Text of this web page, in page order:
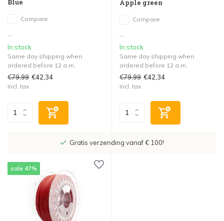
Blue
Compare
In stock
Same day shipping when
ordered before 12 a.m.
€79,99 €42,34
Incl. tax
Apple green
Compare
In stock
Same day shipping when
ordered before 12 a.m.
€79,99 €42,34
Incl. tax
Gratis verzending vanaf € 100!
sale 47%